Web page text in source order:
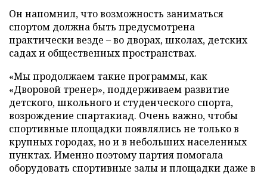
Он напомнил, что возможность заниматься
спортом должна быть предусмотрена
практически везде – во дворах, школах, детских
садах и общественных пространствах.
«Мы продолжаем такие программы, как
«Дворовой тренер», поддерживаем развитие
детского, школьного и студенческого спорта,
возрождение спартакиад. Очень важно, чтобы
спортивные площадки появлялись не только в
крупных городах, но и в небольших населенных
пунктах. Именно поэтому партия помогала
оборудовать спортивные залы и площадки даже в